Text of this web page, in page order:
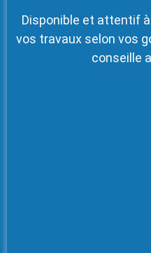
Disponible et attentif
vos travaux selon vos
conseille